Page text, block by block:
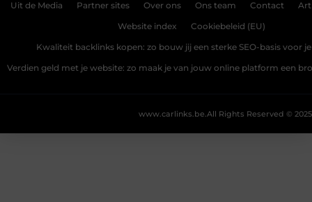
Uit de Media Partner sites Over ons Ons team Contact
Website index Cookiebeleid (EU)
Kwaliteit backlinks kopen: zo bouw jij een sterke SEO-basis voor
Verdien geld met je website: zo maak je van jouw online platform een
All Rights Reserved © 2025
www.carlinks.be.